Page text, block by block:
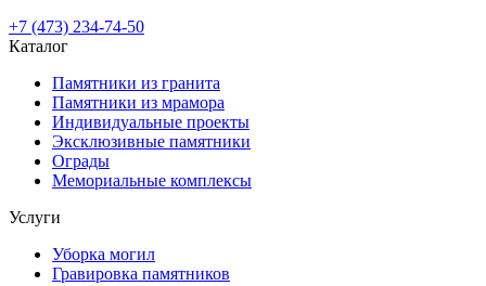
+7 (473) 234-74-50
Каталог
Памятники из гранита
Памятники из мрамора
Индивидуальные проекты
Эксклюзивные памятники
Ограды
Мемориальные комплексы
Услуги
Уборка могил
Гравировка памятников